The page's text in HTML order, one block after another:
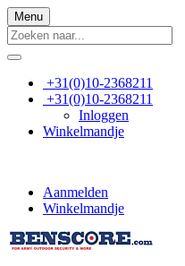
Menu
+31(0)10-2368211
+31(0)10-2368211
Inloggen
Winkelmandje
Aanmelden
Winkelmandje